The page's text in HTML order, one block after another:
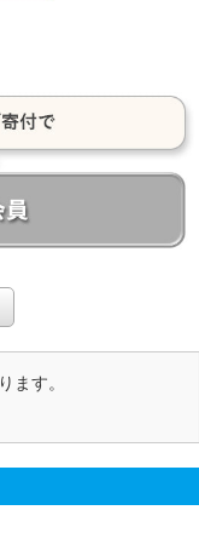
ます。